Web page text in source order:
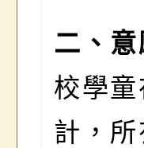
二、意
校學
計，